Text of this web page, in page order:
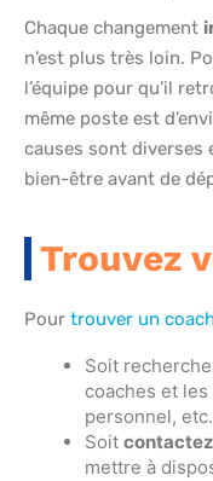
Chaque changement
n’est plus très loin.
l’équipe pour qu’il
même poste est
causes sont diverses
bien-être avant de
Trouvez
Pour trouver un
Soit
coaches et
personnel, etc.
Soit
mettre à